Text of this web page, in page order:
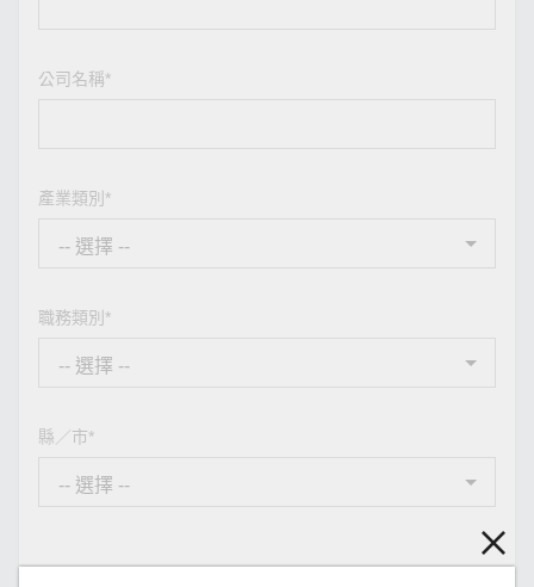
公司名稱*
產業類別*
職務類別*
縣／市*